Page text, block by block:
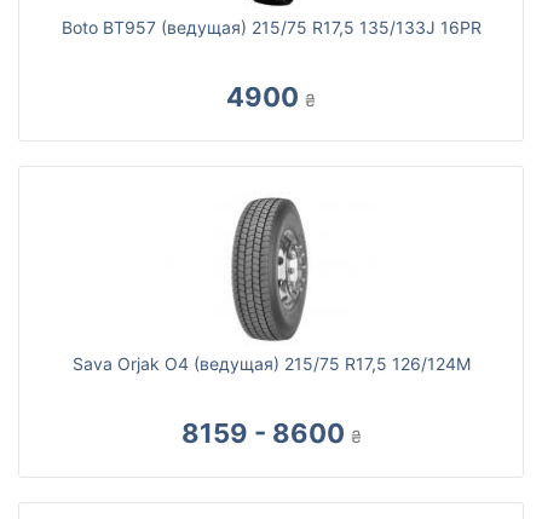
Boto BT957 (ведущая) 215/75 R17,5 135/133J 16PR
4900 ₴
Sava Orjak O4 (ведущая) 215/75 R17,5 126/124M
8159 - 8600 ₴